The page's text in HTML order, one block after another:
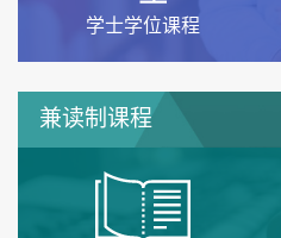
学士学位课程
兼读制课程